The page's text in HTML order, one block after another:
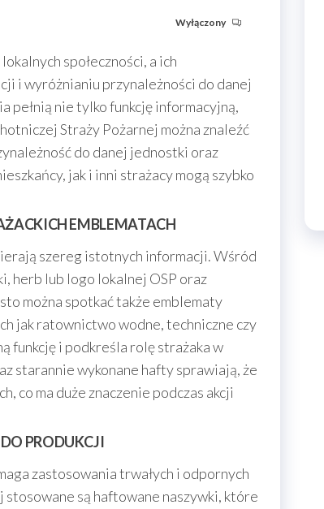
Wyłączony
społeczności, a ich
i wyróżnianiu przynależności do danej
pełnią nie tylko funkcję informacyjną,
Straży Pożarnej można znaleźć
do danej jednostki oraz
jak i inni strażacy mogą szybko
EMBLEMATACH
szereg istotnych informacji. Wśród
herb lub logo lokalnej OSP oraz
można spotkać także emblematy
jak ratownictwo wodne, techniczne czy
funkcję i podkreśla rolę strażaka w
starannie wykonane hafty sprawiają, że
co ma duże znaczenie podczas akcji
PRODUKCJI
zastosowania trwałych i odpornych
są haftowane naszywki, które